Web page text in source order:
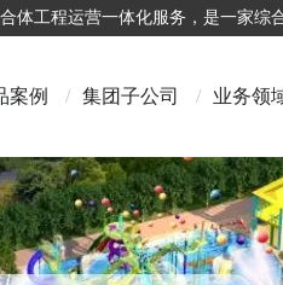
工程运营一体化服务，是一家综
案例 / 集团子公司 / 业务领